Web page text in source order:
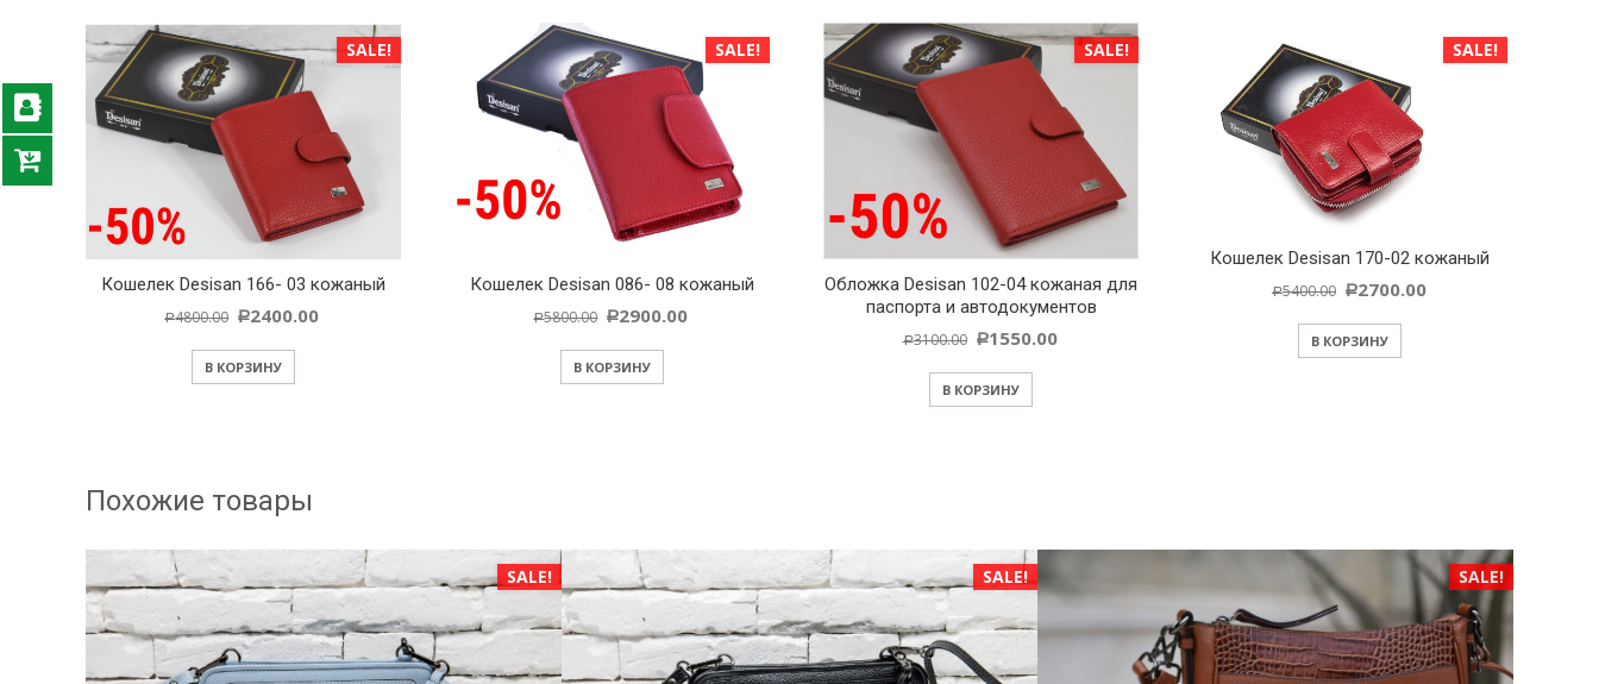
SALE!
Кошелек Desisan 166- 03 кожаный
Р4800.00 Р2400.00
В КОРЗИНУ
SALE!
Кошелек Desisan 086- 08 кожаный
Р5800.00 Р2900.00
В КОРЗИНУ
SALE!
Обложка Desisan 102-04 кожаная для
паспорта и автодокументов
Р3100.00 Р1550.00
В КОРЗИНУ
SALE!
Кошелек Desisan 170-02 кожаный
Р5400.00 Р2700.00
В КОРЗИНУ
Похожие товары
SALE! SALE! SALE!